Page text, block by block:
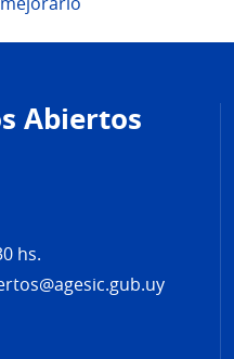
Abiertos
hs.